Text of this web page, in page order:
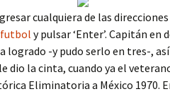
cualquiera de las
futboly pulsar ‘Enter’. Capitán en
-y pudo serlo en tres-,
dio la cinta, cuando ya el
Eliminatoria a México 1970.